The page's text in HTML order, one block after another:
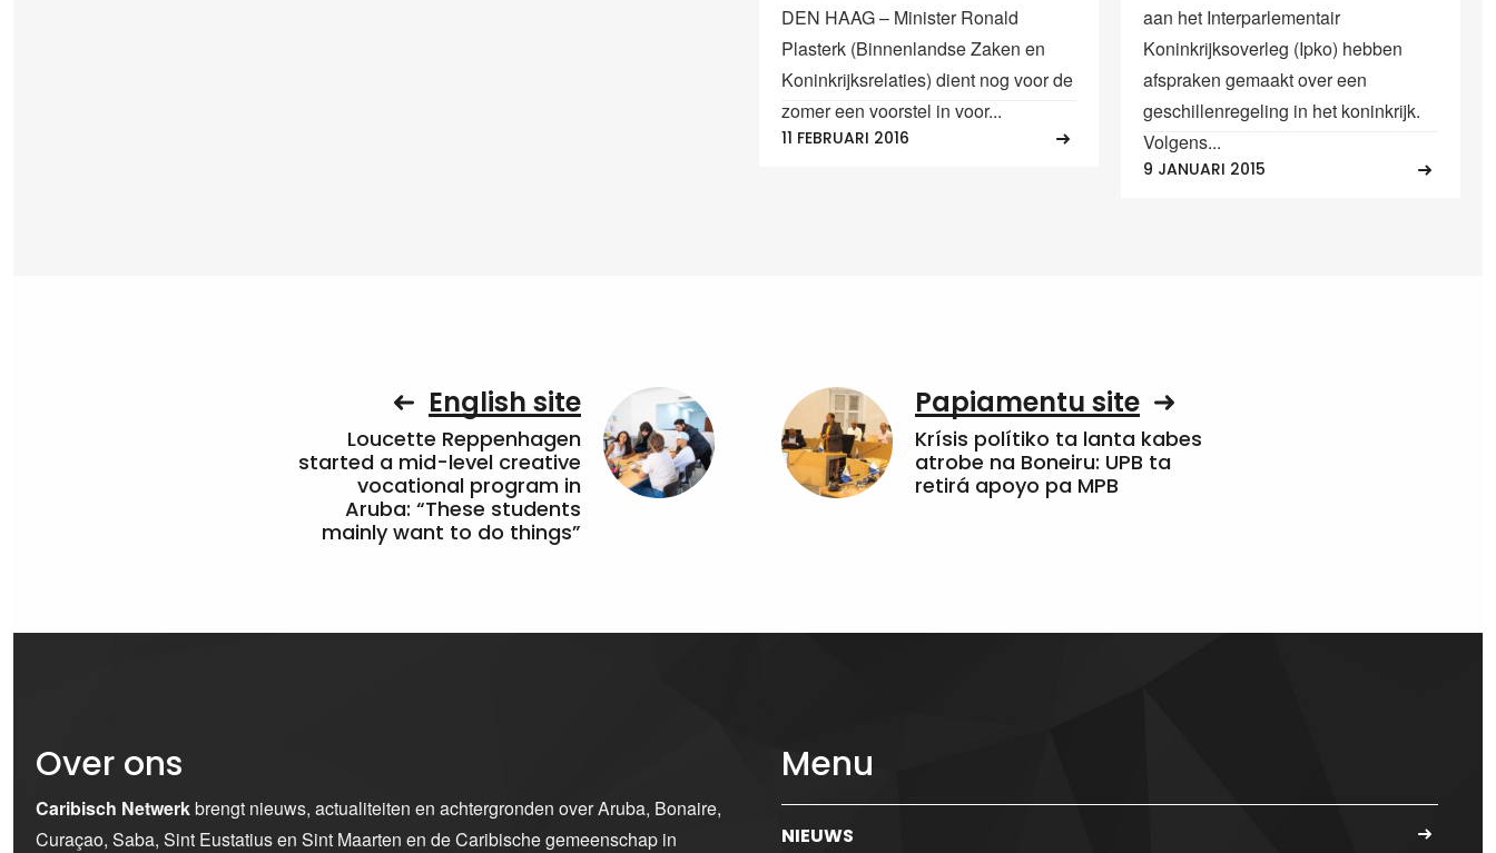
DEN HAAG – Minister Ronald
Plasterk (Binnenlandse Zaken en
Koninkrijksrelaties) dient nog voor de
zomer een voorstel in voor...
11 FEBRUARI 2016
aan het Interparlementair
Koninkrijksoverleg (Ipko) hebben
afspraken gemaakt over een
geschillenregeling in het koninkrijk.
Volgens...
9 JANUARI 2015
English site
Loucette Reppenhagen
started a mid-level creative
vocational program in
Aruba: “These students
mainly want to do things”
Papiamentu site
Krísis polítiko ta lanta kabes
atrobe na Boneiru: UPB ta
retirá apoyo pa MPB
Over ons
Caribisch Netwerkbrengt nieuws, actualiteiten en achtergronden over Aruba, Bonaire,
Curaçao, Saba, Sint Eustatius en Sint Maarten en de Caribische gemeenschap in
Menu
NIEUWS